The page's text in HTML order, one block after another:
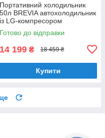
Портативний холодильник
50л BREVIA автохолодильник
із LG-компресором
пластиковий 12/24В 220В
(22535)
Готово до відправки
14 199 ₴ 18 459 ₴
Купити